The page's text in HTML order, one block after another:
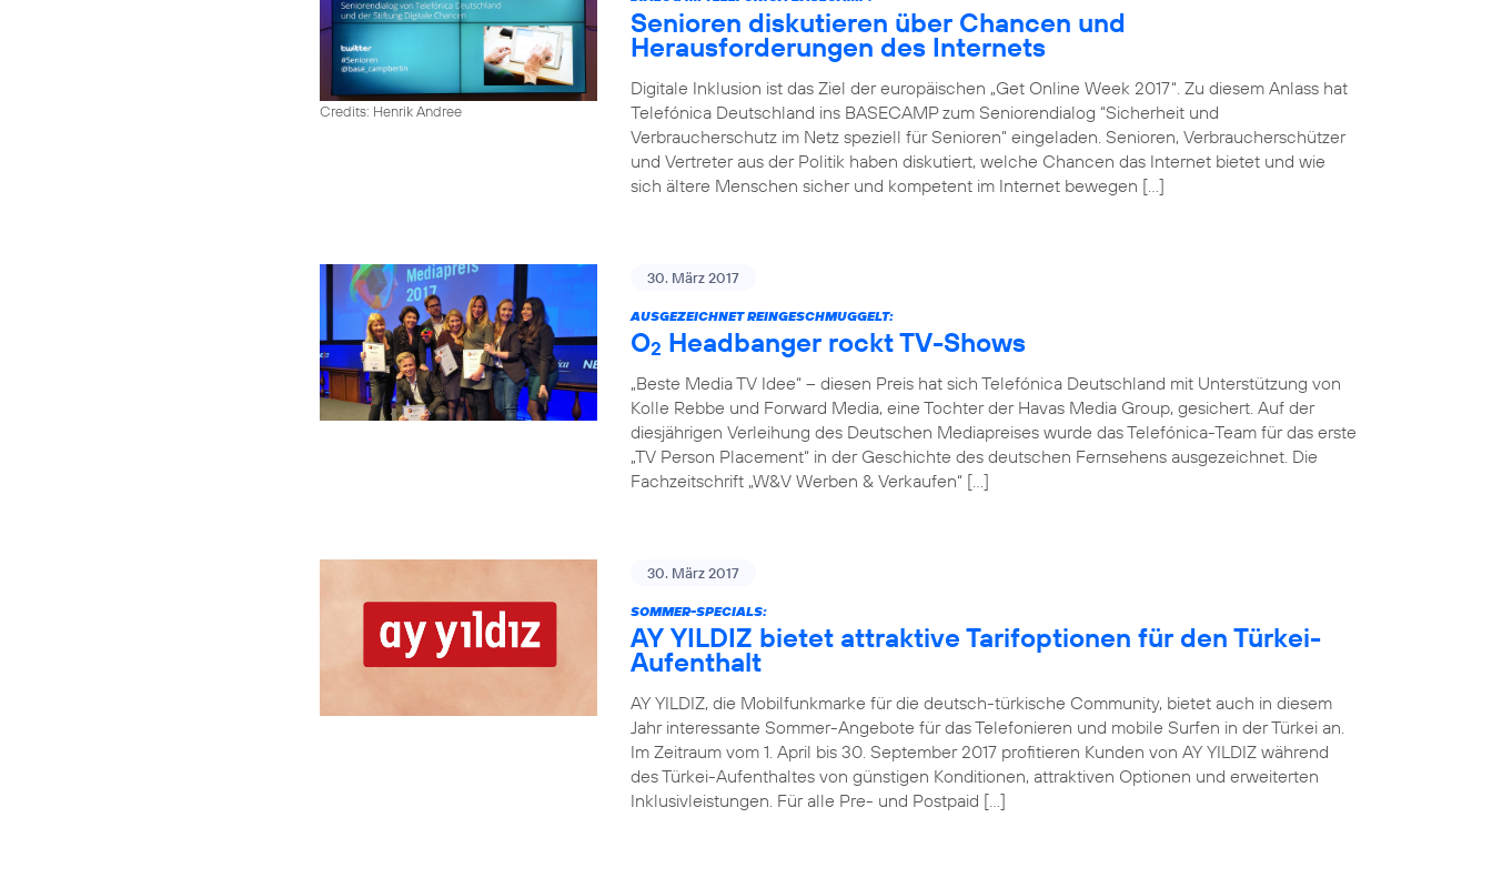
Credits: Henrik Andree
Senioren diskutieren über Chancen und
Herausforderungen des Internets
Digitale Inklusion ist das Ziel der europäischen „Get Online Week 2017“. Zu diesem Anlass hat
Telefónica Deutschland ins BASECAMP zum Seniorendialog “Sicherheit und
Verbraucherschutz im Netz speziell für Senioren” eingeladen. Senioren, Verbraucherschützer
und Vertreter aus der Politik haben diskutiert, welche Chancen das Internet bietet und wie
sich ältere Menschen sicher und kompetent im Internet bewegen […]
30. März 2017
AUSGEZEICHNET REINGESCHMUGGELT:
O2 Headbanger rockt TV-Shows
„Beste Media TV Idee“ – diesen Preis hat sich Telefónica Deutschland mit Unterstützung von
Kolle Rebbe und Forward Media, eine Tochter der Havas Media Group, gesichert. Auf der
diesjährigen Verleihung des Deutschen Mediapreises wurde das Telefónica-Team für das erste
„TV Person Placement“ in der Geschichte des deutschen Fernsehens ausgezeichnet. Die
Fachzeitschrift „W&V Werben & Verkaufen“ […]
30. März 2017
SOMMER-SPECIALS:
AY YILDIZ bietet attraktive Tarifoptionen für den Türkei-
Aufenthalt
AY YILDIZ, die Mobilfunkmarke für die deutsch-türkische Community, bietet auch in diesem
Jahr interessante Sommer-Angebote für das Telefonieren und mobile Surfen in der Türkei an.
Im Zeitraum vom 1. April bis 30. September 2017 profitieren Kunden von AY YILDIZ während
des Türkei-Aufenthaltes von günstigen Konditionen, attraktiven Optionen und erweiterten
Inklusivleistungen. Für alle Pre- und Postpaid […]